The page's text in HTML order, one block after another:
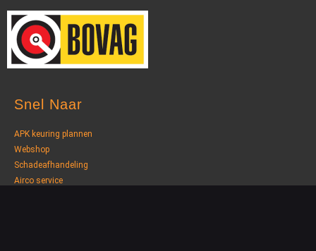
Snel Naar
APK keuring plannen
Webshop
Schadeafhandeling
Airco service